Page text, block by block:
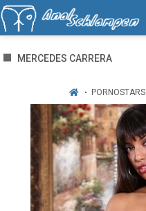
MERCEDES CARRERA
PORNOSTARS